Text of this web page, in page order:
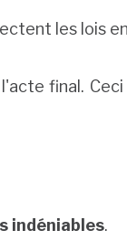
les lois
final.
indéniables.